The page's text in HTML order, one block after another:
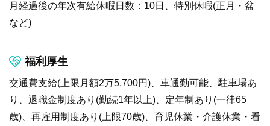
月経過後の年次有給休暇日数：10日、特別休暇(正月・盆
など)
福利厚生
交通費支給(上限月額2万5,700円)、車通勤可能、駐車場あ
り、退職金制度あり(勤続1年以上)、定年制あり(一律65
歳)、再雇用制度あり(上限70歳)、育児休業・介護休業・看